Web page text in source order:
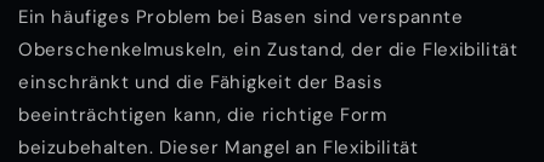
Ein häufiges Problem bei Basen sind verspannte
Oberschenkelmuskeln, ein Zustand, der die Flexibilität
einschränkt und die Fähigkeit der Basis
beeinträchtigen kann, die richtige Form
beizubehalten. Dieser Mangel an Flexibilität